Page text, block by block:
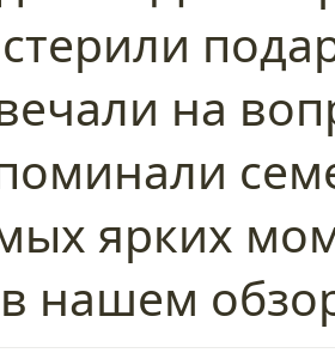
на
ярких
нашем